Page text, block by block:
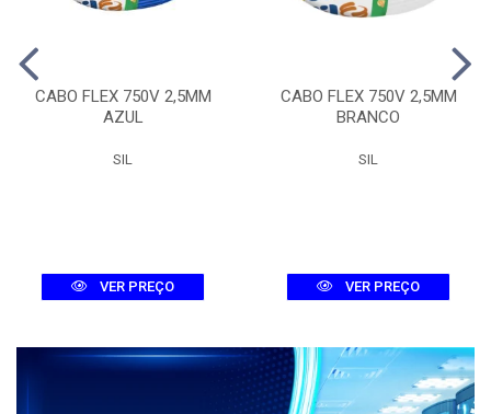
CABO FLEX 750V 2,5MM
AZUL
SIL
VER PREÇO
CABO FLEX 750V 2,5MM
BRANCO
SIL
VER PREÇO